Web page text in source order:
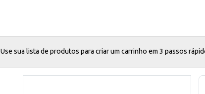
Use sua lista de produtos para criar um carrinho em 3 passos